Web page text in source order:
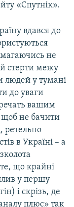
«Спутнік».
вдався до
не
й стерти межу
людей у тумані
до уваги
вашим
щоб не бачити
ретельно
в Україні – а
що крайні
у першу
і скрізь, де
плюс» так